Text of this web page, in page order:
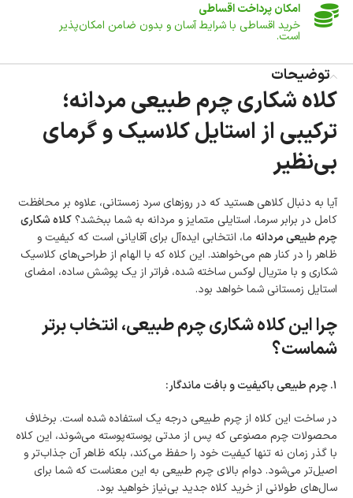
امکان پرداخت اقساطی
خرید اقساطی با شرایط آسان و بدون ضامن امکان‌پذیر
است.
گارانتی معتبر برای تمامی محصولات ارائه می‌شود.توضیحات
کلاه شکاری چرم طبیعی مردانه؛
ترکیبی از استایل کلاسیک و گرمای
بی‌نظیر
آیا به دنبال کلاهی هستید که در روزهای سرد زمستانی، علاوه بر محافظت
کامل در برابر سرما، استایلی متمایز و مردانه به شما ببخشد؟ کلاه شکاری
چرم طبیعی مردانه ما، انتخابی ایده‌آل برای آقایانی است که کیفیت و
ظاهر را در کنار هم می‌خواهند. این کلاه که با الهام از طراحی‌های کلاسیک
شکاری و با متریال لوکس ساخته شده، فراتر از یک پوشش ساده، امضای
استایل زمستانی شما خواهد بود.
چرا این کلاه شکاری چرم طبیعی، انتخاب برتر
شماست؟
۱. چرم طبیعی باکیفیت و بافت ماندگار:
در ساخت این کلاه از چرم طبیعی درجه یک استفاده شده است. برخلاف
محصولات چرم مصنوعی که پس از مدتی پوسته‌پوسته می‌شوند، این کلاه
با گذر زمان نه تنها کیفیت خود را حفظ می‌کند، بلکه ظاهر آن جذاب‌تر و
اصیل‌تر می‌شود. دوام بالای چرم طبیعی به این معناست که شما برای
سال‌های طولانی از خرید کلاه جدید بی‌نیاز خواهید بود.